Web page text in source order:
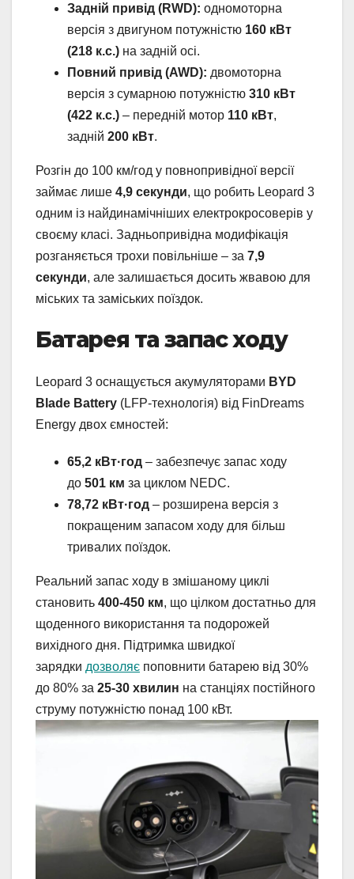
Задній привід (RWD): одномоторна
версія з двигуном потужністю 160 кВт
(218 к.с.) на задній осі.
Повний привід (AWD): двомоторна
версія з сумарною потужністю 310 кВт
(422 к.с.) – передній мотор 110 кВт,
задній 200 кВт.
Розгін до 100 км/год у повнопривідної версії
займає лише 4,9 секунди, що робить Leopard 3
одним із найдинамічніших електрокросоверів у
своєму класі. Задньопривідна модифікація
розганяється трохи повільніше – за 7,9
секунди, але залишається досить жвавою для
міських та заміських поїздок.
Батарея та запас ходу
Leopard 3 оснащується акумуляторами BYD
Blade Battery (LFP-технологія) від FinDreams
Energy двох ємностей:
65,2 кВт·год – забезпечує запас ходу
до 501 км за циклом NEDC.
78,72 кВт·год – розширена версія з
покращеним запасом ходу для більш
тривалих поїздок.
Реальний запас ходу в змішаному циклі
становить 400-450 км, що цілком достатньо для
щоденного використання та подорожей
вихідного дня. Підтримка швидкої
зарядки дозволяє поповнити батарею від 30%
до 80% за 25-30 хвилин на станціях постійного
струму потужністю понад 100 кВт.